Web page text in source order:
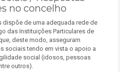
no concelho
dispõe de uma adequada rede de
das Instituições Particulares de
deste modo, asseguram
sociais tendo em vista o apoio a
social (idosos, pessoas
outros).